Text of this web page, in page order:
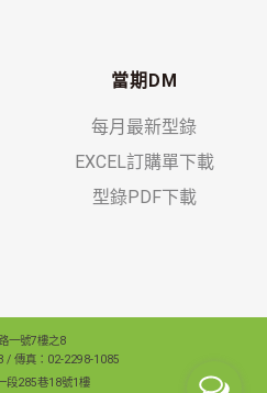
當期DM
每月最新型錄
EXCEL訂購單下載
型錄PDF下載
一號7樓之8
：02-2298-1085
段285巷18號1樓